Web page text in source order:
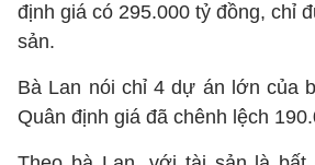
định giá có 295.000 tỷ đồng, chỉ
sản.
Bà Lan nói chỉ 4 dự án lớn của
Quân định giá đã chênh lệch